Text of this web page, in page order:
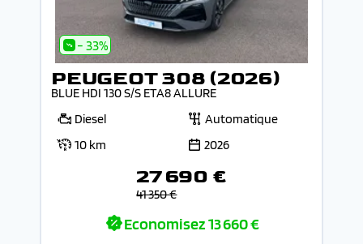
- 33%
PEUGEOT 308 (2026)
BLUE HDI 130 S/S ETA8 ALLURE
Diesel
Automatique
10 km
2026
27 690 €
41 350 €
Economisez13 660 €